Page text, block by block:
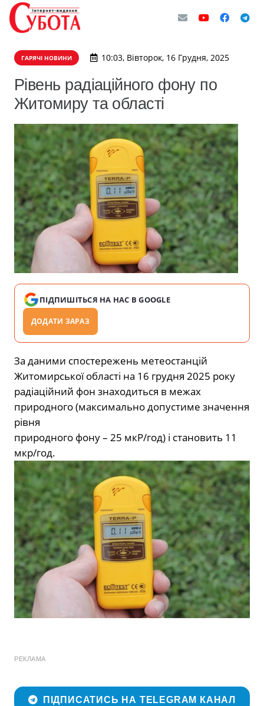
ГАРЯЧІ НОВИНИ 10:03, Вівторок, 16 Грудня, 2025
Рівень радіаційного фону по
Житомиру та області
ПІДПИШІТЬСЯ НА НАС В GOOGLE
ДОДАТИ ЗАРАЗ
За даними спостережень метеостанцій
Житомирської області на 16 грудня 2025 року
радіаційний фон знаходиться в межах
природного (максимально допустиме значення
рівня
природного фону – 25 мкР/год) і становить 11
мкр/год.
РЕКЛАМА
ПІДПИСАТИСЬ НА TELEGRAM КАНАЛ